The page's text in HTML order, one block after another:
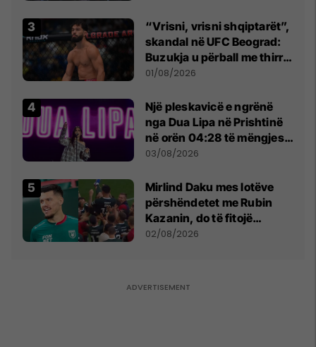
“Vrisni, vrisni shqiptarët”,
skandal në UFC Beograd:
Buzukja u përball me thirrje
anti-shqiptare nga
01/08/2026
Një pleskavicë e ngrënë
nga Dua Lipa në Prishtinë
në orën 04:28 të mëngjesit
- dhe bota digjitale serbe
03/08/2026
Mirlind Daku mes lotëve
përshëndetet me Rubin
Kazanin, do të fitojë
miliona te Spartak Moska
02/08/2026